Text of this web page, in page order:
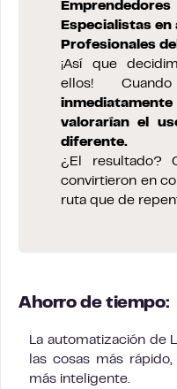
Emprendedores
Especialistas
Profesionales
¡Así que
ellos!
valorarían el
diferente.
¿El resultado?
convirtieron en
ruta que de
Ahorro de tiempo:
La automatización de
las cosas más
más inteligente.